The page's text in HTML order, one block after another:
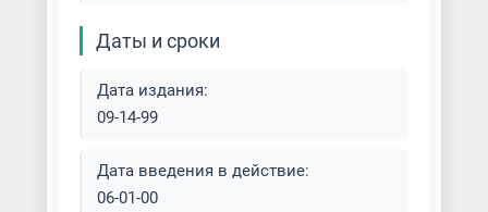
Даты и сроки
Дата издания:
09-14-99
Дата введения в действие:
06-01-00